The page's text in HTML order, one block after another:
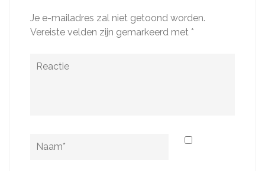
Je e-mailadres zal niet getoond worden.
Vereiste velden zijn gemarkeerd met *
Reactie
Naam